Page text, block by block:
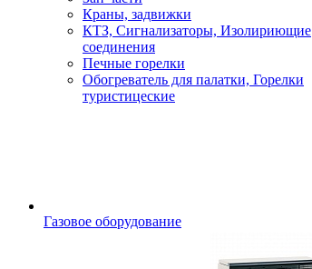
Краны, задвижки
КТЗ, Сигнализаторы, Изолириющие
соединения
Печные горелки
Обогреватель для палатки, Горелки
туристицеские
Газовое оборудование